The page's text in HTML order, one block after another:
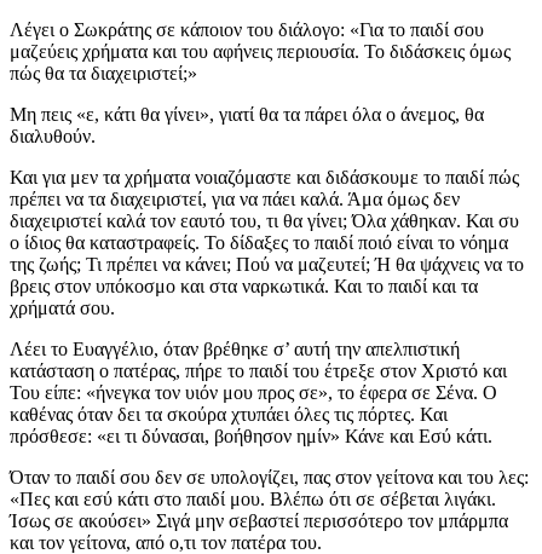
Λέγει ο Σωκράτης σε κάποιον του διάλογο: «Για το παιδί σου
μαζεύεις χρήματα και του αφήνεις περιουσία. Το διδάσκεις όμως
πώς θα τα διαχειριστεί;»
Μη πεις «ε, κάτι θα γίνει», γιατί θα τα πάρει όλα ο άνεμος, θα
διαλυθούν.
Και για μεν τα χρήματα νοιαζόμαστε και διδάσκουμε το παιδί πώς
πρέπει να τα διαχειριστεί, για να πάει καλά. Άμα όμως δεν
διαχειριστεί καλά τον εαυτό του, τι θα γίνει; Όλα χάθηκαν. Και συ
ο ίδιος θα καταστραφείς. Το δίδαξες το παιδί ποιό είναι το νόημα
της ζωής; Τι πρέπει να κάνει; Πού να μαζευτεί; Ή θα ψάχνεις να το
βρεις στον υπόκοσμο και στα ναρκωτικά. Και το παιδί και τα
χρήματά σου.
Λέει το Ευαγγέλιο, όταν βρέθηκε σ’ αυτή την απελπιστική
κατάσταση ο πατέρας, πήρε το παιδί του έτρεξε στον Χριστό και
Του είπε: «ήνεγκα τον υιόν μου προς σε», το έφερα σε Σένα. Ο
καθένας όταν δει τα σκούρα χτυπάει όλες τις πόρτες. Και
πρόσθεσε: «ει τι δύνασαι, βοήθησον ημίν» Κάνε και Εσύ κάτι.
Όταν το παιδί σου δεν σε υπολογίζει, πας στον γείτονα και του λες:
«Πες και εσύ κάτι στο παιδί μου. Βλέπω ότι σε σέβεται λιγάκι.
Ίσως σε ακούσει» Σιγά μην σεβαστεί περισσότερο τον μπάρμπα
και τον γείτονα, από ο,τι τον πατέρα του.